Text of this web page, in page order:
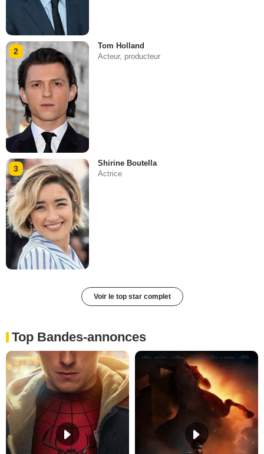
2
Tom Holland
Acteur, producteur
3
Shirine Boutella
Actrice
Voir le top star complet
Top Bandes-annonces